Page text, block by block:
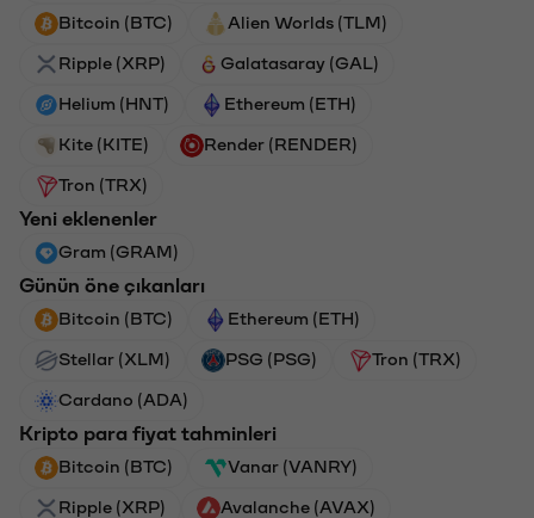
Bitcoin (BTC) Alien Worlds (TLM)
Ripple (XRP) Galatasaray (GAL)
Helium (HNT) Ethereum (ETH)
Kite (KITE) Render (RENDER)
Tron (TRX)
Yeni eklenenler
Gram (GRAM)
Günün öne çıkanları
Bitcoin (BTC) Ethereum (ETH)
Stellar (XLM) PSG (PSG) Tron (TRX)
Cardano (ADA)
Kripto para fiyat tahminleri
Bitcoin (BTC) Vanar (VANRY)
Ripple (XRP) Avalanche (AVAX)